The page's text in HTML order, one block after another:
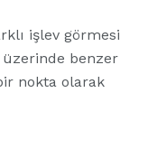
işlev görmesi
benzer
nokta olarak